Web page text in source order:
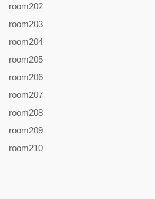
room202
room203
room204
room205
room206
room207
room208
room209
room210